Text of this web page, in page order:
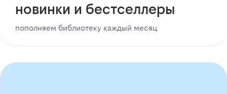
новинки и бестселлеры
пополняем библиотеку каждый месяц